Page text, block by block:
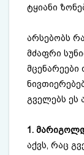
ტყიანი
არსებობს
მძაფრი
გველებს ეს
1.
აქვს, რაც